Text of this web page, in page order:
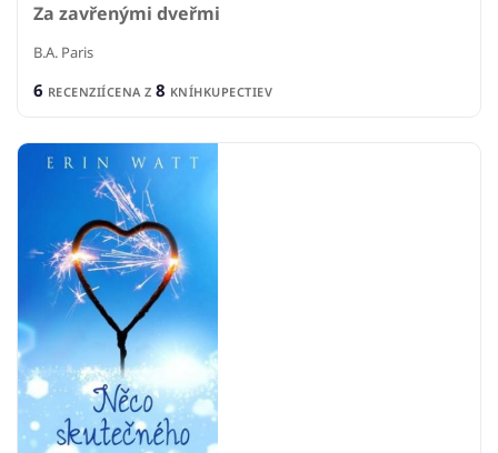
Za zavřenými dveřmi
B.A. Paris
6 RECENZIÍCENA Z 8 KNÍHKUPECTIEV